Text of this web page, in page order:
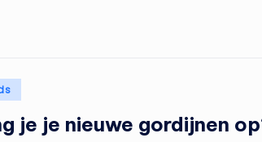
je je nieuwe gordijnen